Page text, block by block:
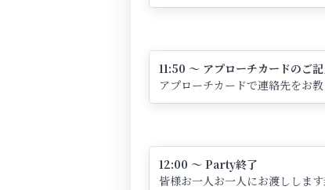
11:50 ～ アプローチカードのご
アプローチカードで連絡先をお
12:00 ～ Party終了
皆様お一人お一人にお渡ししま